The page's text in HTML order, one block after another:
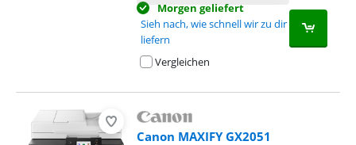
Morgen geliefert
Sieh nach, wie schnell wir zu dir
liefern
Vergleichen
Canon MAXIFY GX2051